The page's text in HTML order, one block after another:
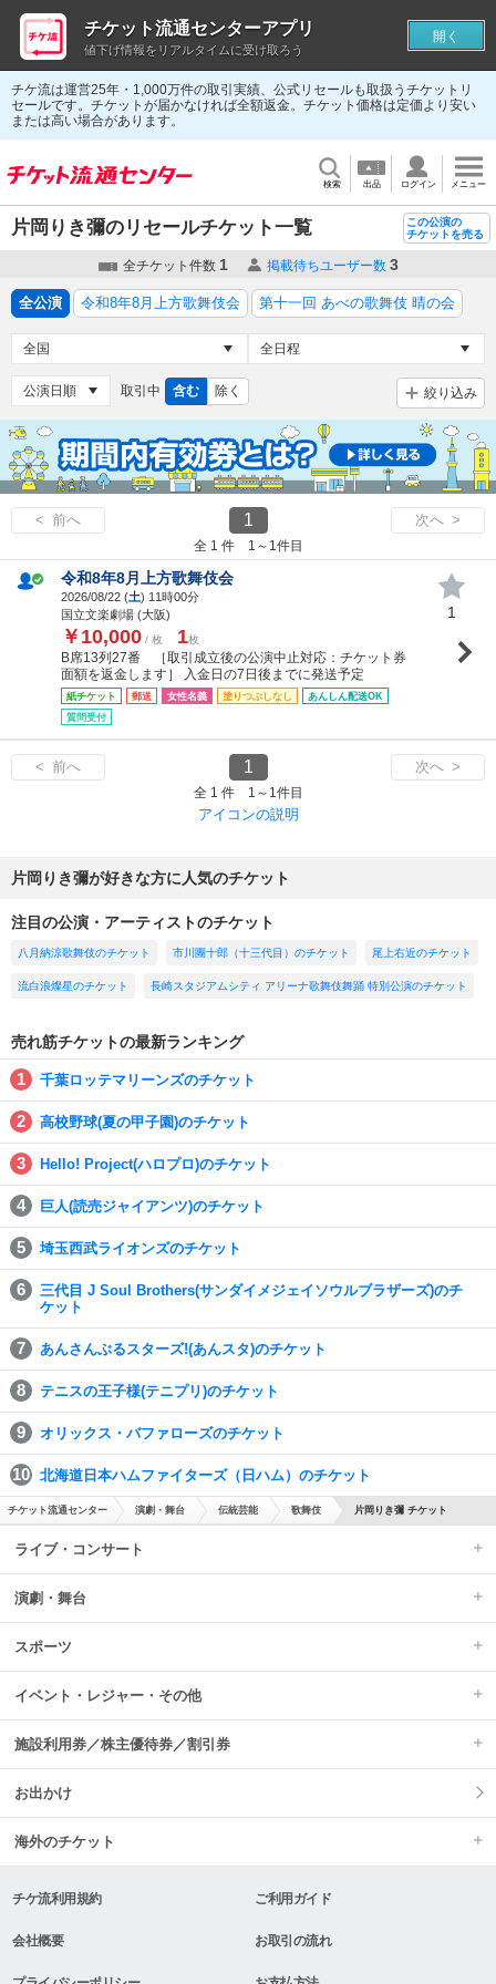
チケ流は運営25年・1,000万件の取引実績、公式リセールも取扱うチケットリ
セールです。チケットが届かなければ全額返金。チケット価格は定価より安い
または高い場合があります。
検索 出品 ログイン メニュー
片岡りき彌のリセールチケット一覧
この公演の
チケットを売る
全チケット件数 1 掲載待ちユーザー数 3
全公演 令和8年8月上方歌舞伎会 第十一回 あべの歌舞伎 晴の会
取引中 含む 除く 絞り込み
< 前へ 1 次へ >
全 1 件 1～1件目
令和8年8月上方歌舞伎会
2026/08/22 (土) 11時00分
国立文楽劇場 (大阪)
￥10,000 / 枚 1枚
B席13列27番 ［取引成立後の公演中止対応：チケット券
面額を返金します］ 入金日の7日後までに発送予定
紙チケット 郵送 女性名義 塗りつぶしなし
あんしん配送OK
質問受付
1
< 前へ 1 次へ >
全 1 件 1～1件目
アイコンの説明
片岡りき彌が好きな方に人気のチケット
注目の公演・アーティストのチケット
八月納涼歌舞伎のチケット 市川團十郎（十三代目）のチケット 尾上右近のチケット
流白浪燦星のチケット 長崎スタジアムシティ アリーナ歌舞伎舞踊 特別公演のチケット
売れ筋チケットの最新ランキング
千葉ロッテマリーンズのチケット
高校野球(夏の甲子園)のチケット
Hello! Project(ハロプロ)のチケット
巨人(読売ジャイアンツ)のチケット
埼玉西武ライオンズのチケット
三代目 J Soul Brothers(サンダイメジェイソウルブラザーズ)のチ
ケット
あんさんぶるスターズ!(あんスタ)のチケット
テニスの王子様(テニプリ)のチケット
オリックス・バファローズのチケット
北海道日本ハムファイターズ（日ハム）のチケット
チケット流通センター 演劇・舞台 伝統芸能 歌舞伎 片岡りき彌 チケット
ライブ・コンサート
演劇・舞台
スポーツ
イベント・レジャー・その他
施設利用券／株主優待券／割引券
お出かけ
海外のチケット
チケ流利用規約 ご利用ガイド
会社概要 お取引の流れ
チケット流通センターアプリ
値下げ情報をリアルタイムに受け取ろう
開く